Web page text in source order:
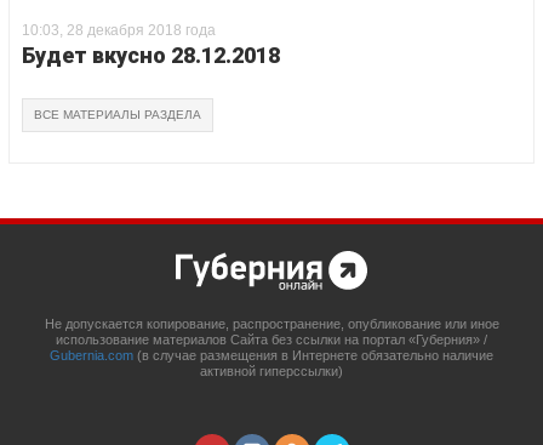
10:03, 28 декабря 2018 года
Будет вкусно 28.12.2018
ВСЕ МАТЕРИАЛЫ РАЗДЕЛА
Не допускается копирование, распространение, опубликование или иное
использование материалов Сайта без ссылки на портал «Губерния» /
Gubernia.com (в случае размещения в Интернете обязательно наличие
активной гиперссылки)